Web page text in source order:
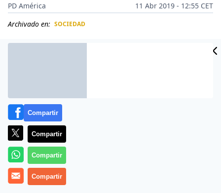
PD América
11 Abr 2019 - 12:55 CET
Archivado en: SOCIEDAD
«Es cierto que mi forma es muy extraña, pero
Compartir
Compartir
Compartir
Compartir